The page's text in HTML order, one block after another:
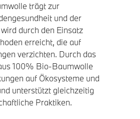
trägt zur
und der
durch den Einsatz
erreicht, die auf
verzichten. Durch das
100% Bio-Baumwolle
auf Ökosysteme und
unterstützt gleichzeitig
Praktiken.